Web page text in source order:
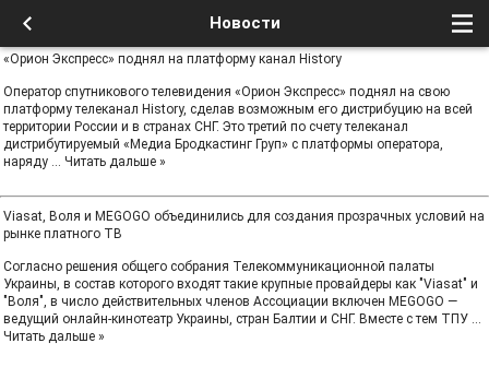
Новости
«Орион Экспресс» поднял на платформу канал History
Оператор спутникового телевидения «Орион Экспресс» поднял на свою
платформу телеканал History, сделав возможным его дистрибуцию на всей
территории России и в странах СНГ. Это третий по счету телеканал
дистрибутируемый «Медиа Бродкастинг Груп» с платформы оператора,
наряду ... Читать дальше »
Viasat, Воля и MEGOGO объединились для создания прозрачных условий на
рынке платного ТВ
Согласно решения общего собрания Телекоммуникационной палаты
Украины, в состав которого входят такие крупные провайдеры как "Viasat" и
"Воля", в число действительных членов Ассоциации включен MEGOGO —
ведущий онлайн-кинотеатр Украины, стран Балтии и СНГ. Вместе с тем ТПУ ...
Читать дальше »